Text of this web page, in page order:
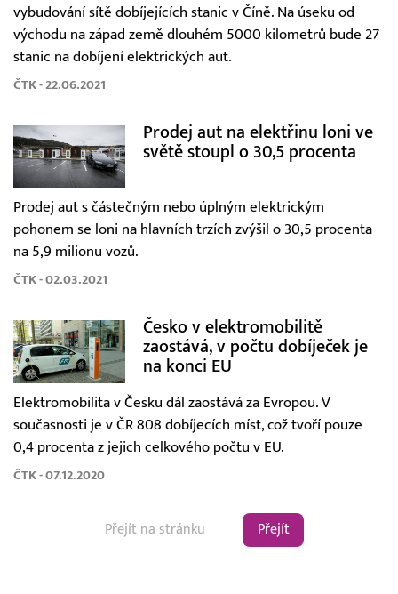
vybudování sítě dobíjejících stanic v Číně. Na úseku od
východu na západ země dlouhém 5000 kilometrů bude 27
stanic na dobíjení elektrických aut.
ČTK - 22.06.2021
Prodej aut na elektřinu loni ve
světě stoupl o 30,5 procenta
Prodej aut s částečným nebo úplným elektrickým
pohonem se loni na hlavních trzích zvýšil o 30,5 procenta
na 5,9 milionu vozů.
ČTK - 02.03.2021
Česko v elektromobilitě
zaostává, v počtu dobíječek je
na konci EU
Elektromobilita v Česku dál zaostává za Evropou. V
současnosti je v ČR 808 dobíjecích míst, což tvoří pouze
0,4 procenta z jejich celkového počtu v EU.
ČTK - 07.12.2020
Přejít